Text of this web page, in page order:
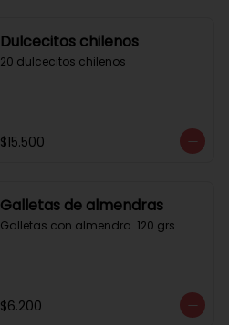
Dulcecitos chilenos
20 dulcecitos chilenos
$15.500
Galletas de almendras
Galletas con almendra. 120 grs.
$6.200